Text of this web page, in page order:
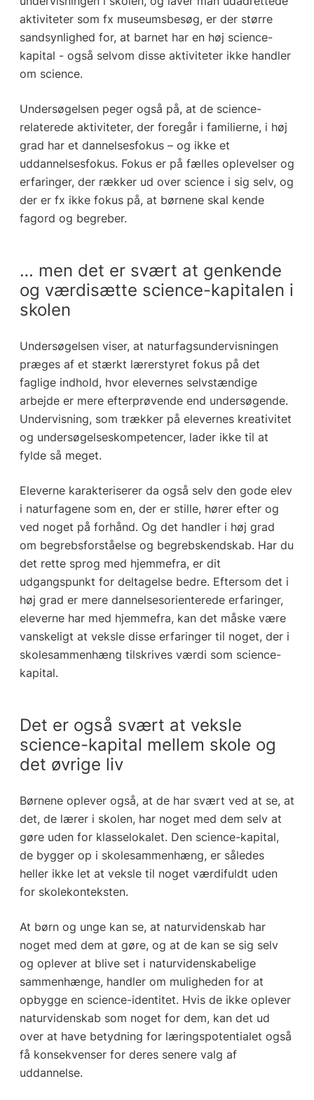
aktiviteter som fx museumsbesøg, er der større
sandsynlighed for, at barnet har en høj science-
kapital - også selvom disse aktiviteter ikke handler
om science.
Undersøgelsen peger også på, at de science-
relaterede aktiviteter, der foregår i familierne, i høj
grad har et dannelsesfokus – og ikke et
uddannelsesfokus. Fokus er på fælles oplevelser og
erfaringer, der rækker ud over science i sig selv, og
der er fx ikke fokus på, at børnene skal kende
fagord og begreber.
… men det er svært at genkende
og værdisætte science-kapitalen i
skolen
Undersøgelsen viser, at naturfagsundervisningen
præges af et stærkt lærerstyret fokus på det
faglige indhold, hvor elevernes selvstændige
arbejde er mere efterprøvende end undersøgende.
Undervisning, som trækker på elevernes kreativitet
og undersøgelseskompetencer, lader ikke til at
fylde så meget.
Eleverne karakteriserer da også selv den gode elev
i naturfagene som en, der er stille, hører efter og
ved noget på forhånd. Og det handler i høj grad
om begrebsforståelse og begrebskendskab. Har du
det rette sprog med hjemmefra, er dit
udgangspunkt for deltagelse bedre. Eftersom det i
høj grad er mere dannelsesorienterede erfaringer,
eleverne har med hjemmefra, kan det måske være
vanskeligt at veksle disse erfaringer til noget, der i
skolesammenhæng tilskrives værdi som science-
kapital.
Det er også svært at veksle
science-kapital mellem skole og
det øvrige liv
Børnene oplever også, at de har svært ved at se, at
det, de lærer i skolen, har noget med dem selv at
gøre uden for klasselokalet. Den science-kapital,
de bygger op i skolesammenhæng, er således
heller ikke let at veksle til noget værdifuldt uden
for skolekonteksten.
At børn og unge kan se, at naturvidenskab har
noget med dem at gøre, og at de kan se sig selv
og oplever at blive set i naturvidenskabelige
sammenhænge, handler om muligheden for at
opbygge en science-identitet. Hvis de ikke oplever
naturvidenskab som noget for dem, kan det ud
over at have betydning for læringspotentialet også
få konsekvenser for deres senere valg af
uddannelse.